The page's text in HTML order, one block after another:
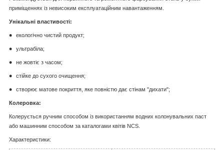
приміщеннях із невисоким експлуатаційним навантаженням.
Унікальні властивості:
екологічно чистий продукт;
ультрабіла;
не жовтіє з часом;
стійке до сухого очищення;
створює матове покриття, яке повністю дає стінам "дихати";
Колеровка:
Колерується ручним способом із використанням водних колонувальних паст
або машинним способом за каталогами квітів NCS.
Характеристики: